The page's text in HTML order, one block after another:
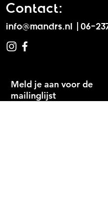
Contact:
info@mandrs.nl 06-
Meld je aan voor de
mailinglijst